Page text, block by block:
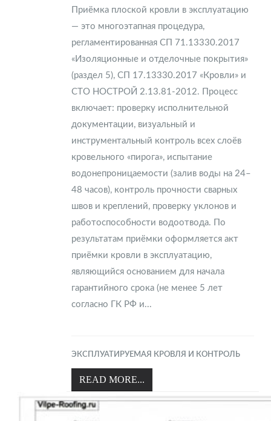
Приёмка плоской кровли в эксплуатацию
— это многоэтапная процедура,
регламентированная СП 71.13330.2017
«Изоляционные и отделочные покрытия»
(раздел 5), СП 17.13330.2017 «Кровли» и
СТО НОСТРОЙ 2.13.81-2012. Процесс
включает: проверку исполнительной
документации, визуальный и
инструментальный контроль всех слоёв
кровельного «пирога», испытание
водонепроницаемости (залив воды на 24–
48 часов), контроль прочности сварных
швов и креплений, проверку уклонов и
работоспособности водоотвода. По
результатам приёмки оформляется акт
приёмки кровли в эксплуатацию,
являющийся основанием для начала
гарантийного срока (не менее 5 лет
согласно ГК РФ и...
ЭКСПЛУАТИРУЕМАЯ КРОВЛЯ И КОНТРОЛЬ
READ MORE...